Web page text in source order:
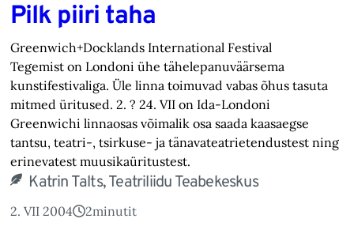
Pilk piiri taha
Greenwich+Docklands International Festival
Tegemist on Londoni ühe tähelepanuväärsema
kunstifestivaliga. Üle linna toimuvad vabas õhus tasuta
mitmed üritused. 2. ? 24. VII on Ida-Londoni
Greenwichi linnaosas võimalik osa saada kaasaegse
tantsu, teatri-, tsirkuse- ja tänavateatrietendustest ning
erinevatest muusikaüritustest.
Katrin Talts, Teatriliidu Teabekeskus
2. VII 2004 2minutit